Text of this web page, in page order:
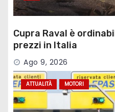
Cupra Raval è
prezzi in Italia
Ago 9, 2026
ATTUALITÀ MOTORI